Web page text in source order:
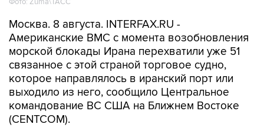
Фото: Zuma\ТАСС
Москва. 8 августа. INTERFAX.RU -
Американские ВМС с момента возобновления
морской блокады Ирана перехватили уже 51
связанное с этой страной торговое судно,
которое направлялось в иранский порт или
выходило из него, сообщило Центральное
командование ВС США на Ближнем Востоке
(CENTCOM).